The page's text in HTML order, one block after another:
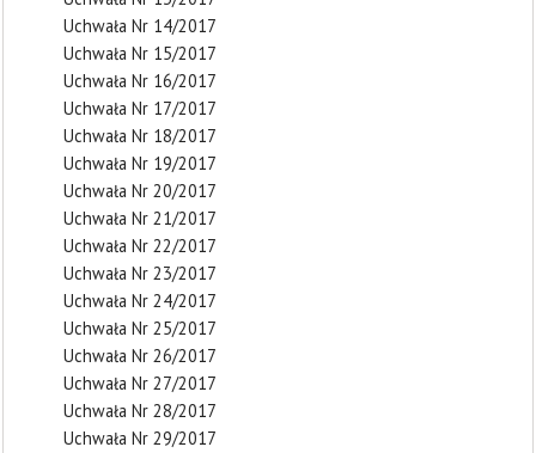
Uchwała Nr 14/2017
Uchwała Nr 15/2017
Uchwała Nr 16/2017
Uchwała Nr 17/2017
Uchwała Nr 18/2017
Uchwała Nr 19/2017
Uchwała Nr 20/2017
Uchwała Nr 21/2017
Uchwała Nr 22/2017
Uchwała Nr 23/2017
Uchwała Nr 24/2017
Uchwała Nr 25/2017
Uchwała Nr 26/2017
Uchwała Nr 27/2017
Uchwała Nr 28/2017
Uchwała Nr 29/2017